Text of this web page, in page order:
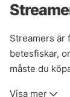
Streamers är
betesfiskar,
måste du
Visa mer